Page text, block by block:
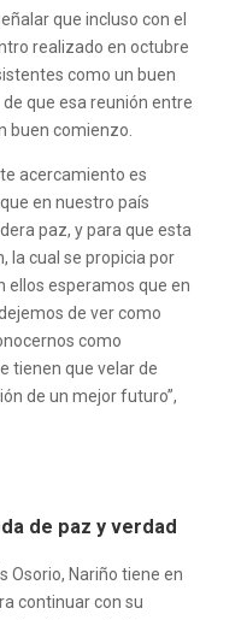
que incluso con el
realizado en octubre
como un buen
que esa reunión entre
buen comienzo.
acercamiento es
en nuestro país
paz, y para que esta
la cual se propicia por
ellos esperamos que en
de ver como
como
tienen que velar de
de un mejor futuro”,
de paz y verdad
Osorio, Nariño tiene en
continuar con su